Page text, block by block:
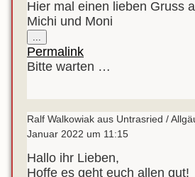
Hier mal einen lieben Gruss
Michi und Moni
Metabox
ein-/ausblenden.
Permalink
Bitte warten …
Ralf Walkowiak aus Untrasried /
Januar 2022 um 11:15
Hallo ihr Lieben,
Hoffe es geht euch allen gut!